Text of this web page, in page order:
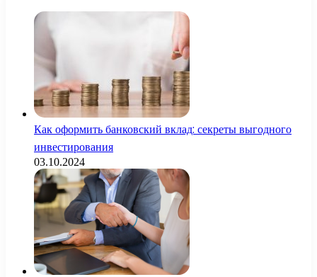
Как оформить банковский вклад: секреты выгодного
инвестирования
03.10.2024